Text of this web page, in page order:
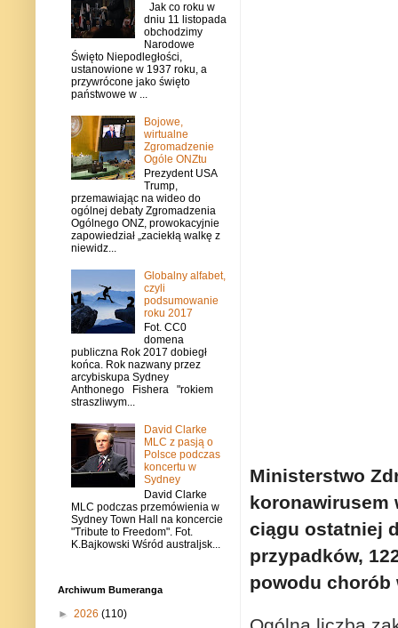
Ministerstwo
koronawirusem
ciągu ostatniej
przypadków,
powodu chorób
Jak co roku w
dniu 11 listopada
obchodzimy
Narodowe
Święto Niepodległości,
ustanowione w 1937 roku, a
przywrócone jako święto
państwowe w ...
Bojowe,
wirtualne
Zgromadzenie
Ogóle ONZtu
Prezydent USA
Trump,
przemawiając na wideo do
ogólnej debaty Zgromadzenia
Ogólnego ONZ, prowokacyjnie
zapowiedział „zaciekłą walkę z
niewidz...
Globalny alfabet,
czyli
podsumowanie
roku 2017
Fot. CC0
domena
publiczna Rok 2017 dobiegł
końca. Rok nazwany przez
arcybiskupa Sydney
Anthonego Fishera "rokiem
straszliwym...
David Clarke
MLC z pasją o
Polsce podczas
koncertu w
Sydney
David Clarke
MLC podczas przemówienia w
Sydney Town Hall na koncercie
"Tribute to Freedom". Fot.
K.Bajkowski Wśród australjsk...
Archiwum Bumeranga
► 2026 (110)